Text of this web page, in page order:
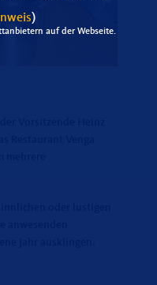
)
auf der Webseite.